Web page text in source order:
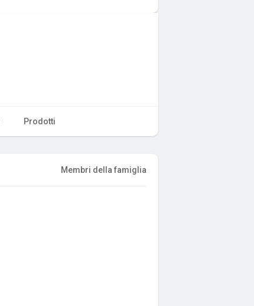
Prodotti
Membri della famiglia